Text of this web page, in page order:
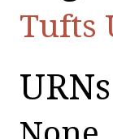
Tufts
URNs